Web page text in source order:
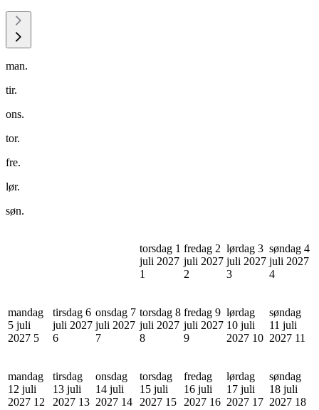
man.
tir.
ons.
tor.
fre.
lør.
søn.
torsdag 1
juli 2027
1
fredag 2
juli 2027
2
lørdag 3
juli 2027
3
søndag 4
juli 2027
4
mandag
5 juli
2027 5
tirsdag 6
juli 2027
6
onsdag 7
juli 2027
7
torsdag 8
juli 2027
8
fredag 9
juli 2027
9
lørdag
10 juli
2027 10
søndag
11 juli
2027 11
mandag
12 juli
2027 12
tirsdag
13 juli
2027 13
onsdag
14 juli
2027 14
torsdag
15 juli
2027 15
fredag
16 juli
2027 16
lørdag
17 juli
2027 17
søndag
18 juli
2027 18